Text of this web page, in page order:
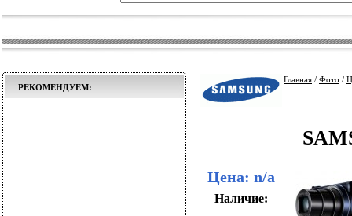
РЕКОМЕНДУЕМ:
Главная / Фото /
Цена: n/a
Наличие: